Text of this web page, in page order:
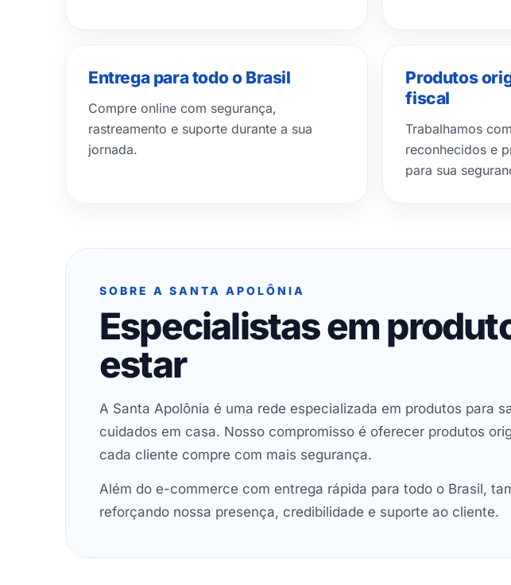
Entrega para todo o Brasil
Compre online com segurança,
rastreamento e suporte durante a sua
jornada.
Produtos
fiscal
Trabalhamos
reconhecidos e
para sua
SOBRE A SANTA APOLÔNIA
Especialistas em
estar
A Santa Apolônia é uma rede especializada em produtos para
cuidados em casa. Nosso compromisso é oferecer produtos
cada cliente compre com mais segurança.
Além do e-commerce com entrega rápida para todo o Brasil,
reforçando nossa presença, credibilidade e suporte ao cliente.